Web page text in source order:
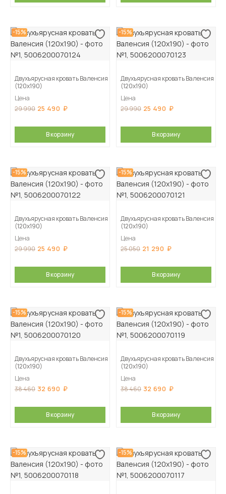
-15%
Двухъярусная кровать Валенсия
(120х190)
Цена
29 990 25 490
В корзину
-15%
Двухъярусная кровать Валенсия
(120х190)
Цена
29 990 25 490
В корзину
-15%
Двухъярусная кровать Валенсия
(120х190)
Цена
29 990 25 490
В корзину
-15%
Двухъярусная кровать Валенсия
(120х190)
Цена
25 050 21 290
В корзину
-15%
Двухъярусная кровать Валенсия
(120х190)
Цена
38 460 32 690
В корзину
-15%
Двухъярусная кровать Валенсия
(120х190)
Цена
38 460 32 690
В корзину
-15% -15%